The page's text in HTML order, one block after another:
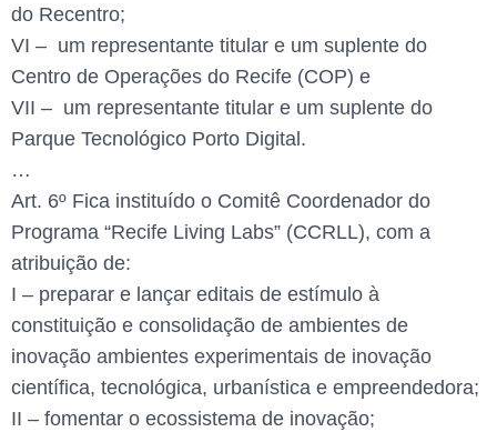
do Recentro;
VI – um representante titular e um suplente do
Centro de Operações do Recife (COP) e
VII – um representante titular e um suplente do
Parque Tecnológico Porto Digital.
…
Art. 6º Fica instituído o Comitê Coordenador do
Programa “Recife Living Labs” (CCRLL), com a
atribuição de:
I – preparar e lançar editais de estímulo à
constituição e consolidação de ambientes de
inovação ambientes experimentais de inovação
científica, tecnológica, urbanística e empreendedora;
II – fomentar o ecossistema de inovação;